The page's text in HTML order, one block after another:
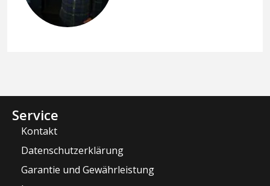
Service
Kontakt
Datenschutzerklärung
Garantie und Gewährleistung